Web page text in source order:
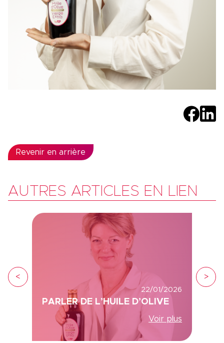
Revenir en arrière
AUTRES ARTICLES EN LIEN
22/01/2026
PARLER DE L’HUILE D’OLIVE
Voir plus
< >